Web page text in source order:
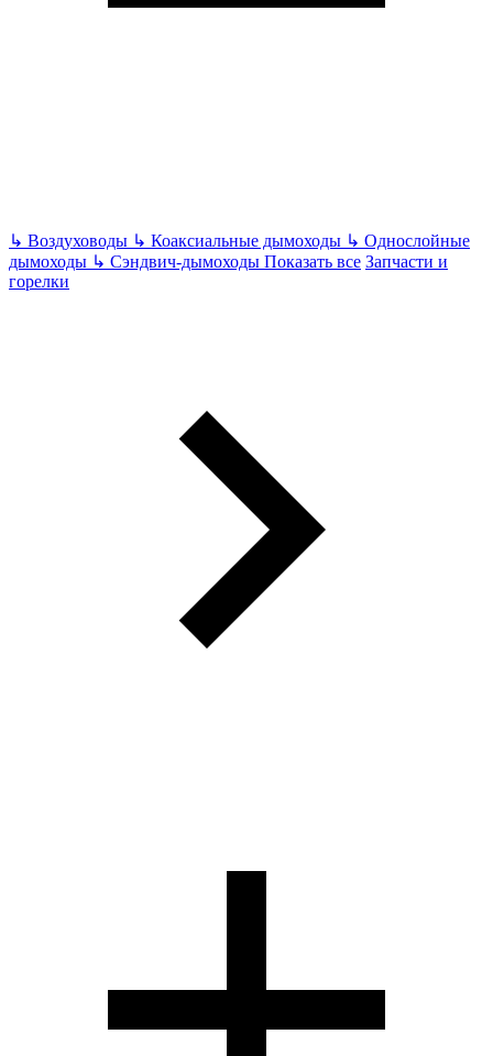
↳ Воздуховоды ↳ Коаксиальные дымоходы ↳ Однослойные
дымоходы ↳ Сэндвич-дымоходы Показать все Запчасти и
горелки